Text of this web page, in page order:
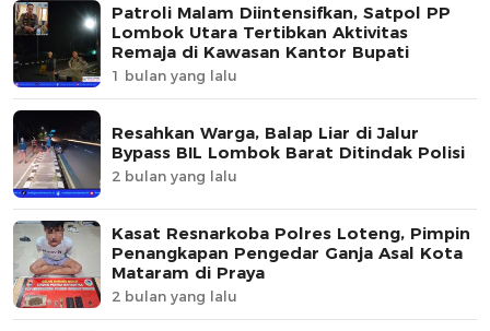
Patroli Malam Diintensifkan, Satpol PP
Lombok Utara Tertibkan Aktivitas
Remaja di Kawasan Kantor Bupati
1 bulan yang lalu
Resahkan Warga, Balap Liar di Jalur
Bypass BIL Lombok Barat Ditindak Polisi
2 bulan yang lalu
Kasat Resnarkoba Polres Loteng, Pimpin
Penangkapan Pengedar Ganja Asal Kota
Mataram di Praya
2 bulan yang lalu